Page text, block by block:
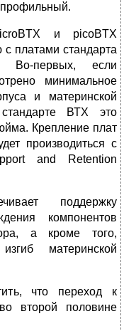
и picoBTX
платами стандарта
Во-первых, если
минимальное
и мате­ринской
ВТХ это
Крепление плат
производиться с
and Retention
поддержку
компонентов
а кроме того,
материнской
что переход к
второй половине